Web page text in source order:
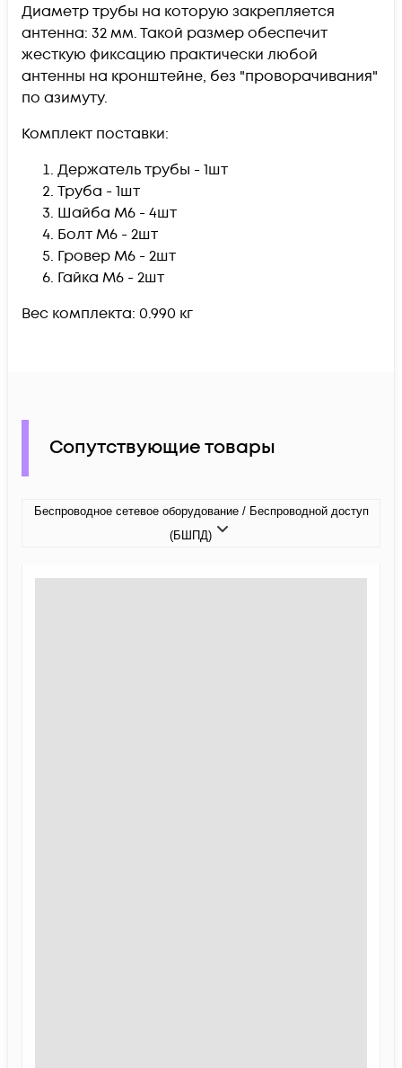
Диаметр трубы на которую закрепляется
антенна: 32 мм. Такой размер обеспечит
жесткую фиксацию практически любой
антенны на кронштейне, без "проворачивания"
по азимуту.
Комплект поставки:
Держатель трубы - 1шт
Труба - 1шт
Шайба М6 - 4шт
Болт М6 - 2шт
Гровер М6 - 2шт
Гайка М6 - 2шт
Вес комплекта: 0.990 кг
Сопутствующие товары
Беспроводное сетевое оборудование / Беспроводной доступ
(БШПД)